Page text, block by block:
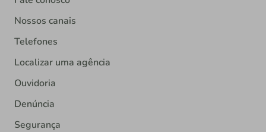
Nossos canais
Telefones
Localizar uma agência
Ouvidoria
Denúncia
Segurança